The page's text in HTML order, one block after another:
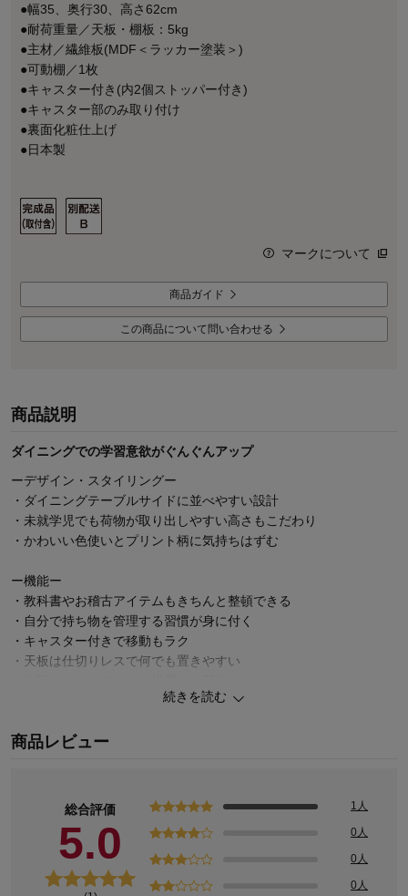
●幅35、奥行30、高さ62cm
●耐荷重量／天板・棚板：5kg
●主材／繊維板(MDF＜ラッカー塗装＞)
●可動棚／1枚
●キャスター付き(内2個ストッパー付き)
●キャスター部のみ取り付け
●裏面化粧仕上げ
●日本製
マークについて
商品ガイド
この商品について問い合わせる
商品説明
ダイニングでの学習意欲がぐんぐんアップ
ーデザイン・スタイリングー
・ダイニングテーブルサイドに並べやすい設計
・未就学児でも荷物が取り出しやすい高さもこだわり
・かわいい色使いとプリント柄に気持ちはずむ
ー機能ー
・教科書やお稽古アイテムもきちんと整頓できる
・自分で持ち物を管理する習慣が身に付く
・キャスター付きで移動もラク
・天板は仕切りレスで何でも置きやすい
お気に入りがきっと見つかる♪キャラクターページ
続きを読む
商品レビュー
総合評価
5.0
1人
0人
0人
0人